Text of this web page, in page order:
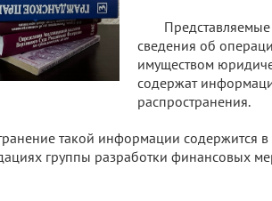
сведения об
имуществом
содержат
распространения.
такой информации содержится
группы разработки финансовых